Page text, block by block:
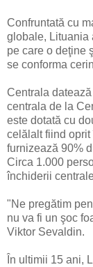
Confruntată cu
globale, Lituania
pe care o deţine
se conforma
Centrala
centrala de la
este dotată cu
celălalt fiind
furnizează 90%
Circa 1.000
închiderii
"Ne pregătim
nu va fi un şoc
Viktor Sevaldin.
În ultimii 15 ani,